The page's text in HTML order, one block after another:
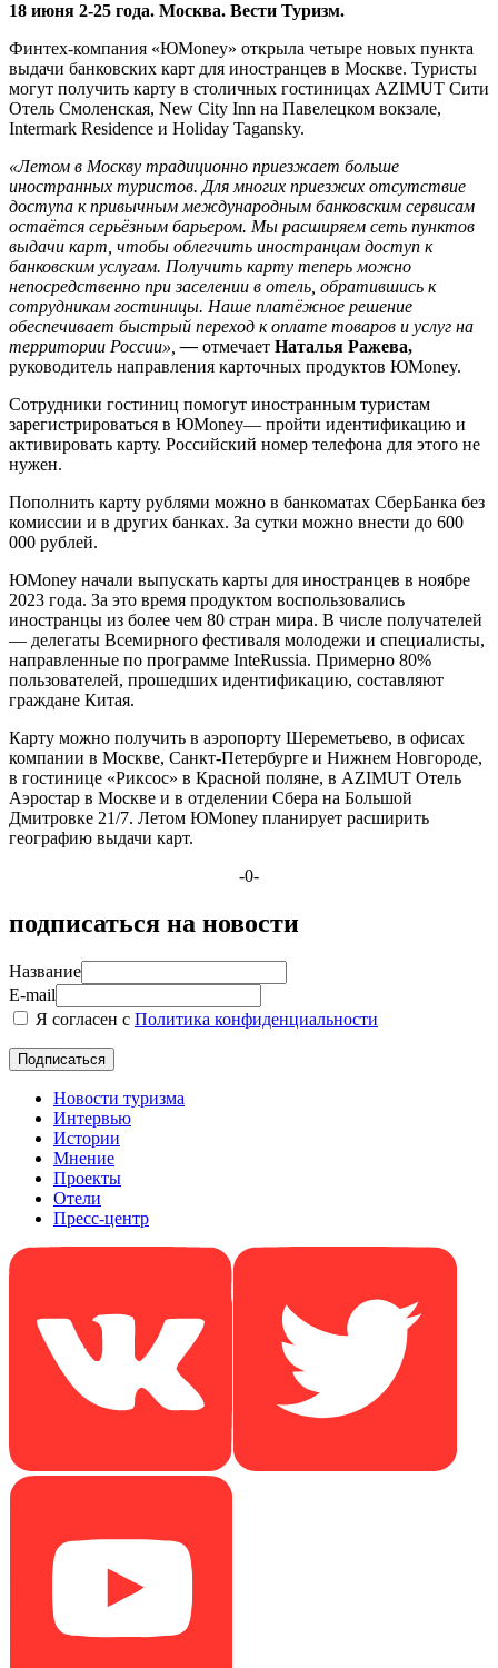
18 июня 2-25 года. Москва. Вести Туризм.
Финтех-компания «ЮMoney» открыла четыре новых пункта
выдачи банковских карт для иностранцев в Москве. Туристы
могут получить карту в столичных гостиницах AZIMUT Сити
Отель Смоленская, New City Inn на Павелецком вокзале,
Intermark Residence и Holiday Tagansky.
«Летом в Москву традиционно приезжает больше
иностранных туристов. Для многих приезжих отсутствие
доступа к привычным международным банковским сервисам
остаётся серьёзным барьером. Мы расширяем сеть пунктов
выдачи карт, чтобы облегчить иностранцам доступ к
банковским услугам. Получить карту теперь можно
непосредственно при заселении в отель, обратившись к
сотрудникам гостиницы. Наше платёжное решение
обеспечивает быстрый переход к оплате товаров и услуг на
территории России»,— отмечает Наталья Ражева,
руководитель направления карточных продуктов ЮMoney.
Сотрудники гостиниц помогут иностранным туристам
зарегистрироваться в ЮMoney— пройти идентификацию и
активировать карту. Российский номер телефона для этого не
нужен.
Пополнить карту рублями можно в банкоматах СберБанка без
комиссии и в других банках. За сутки можно внести до 600
000 рублей.
ЮMoney начали выпускать карты для иностранцев в ноябре
2023 года. За это время продуктом воспользовались
иностранцы из более чем 80 стран мира. В числе получателей
— делегаты Всемирного фестиваля молодежи и специалисты,
направленные по программе InteRussia. Примерно 80%
пользователей, прошедших идентификацию, составляют
граждане Китая.
Карту можно получить в аэропорту Шереметьево, в офисах
компании в Москве, Санкт-Петербурге и Нижнем Новгороде,
в гостинице «Риксос» в Красной поляне, в AZIMUT Отель
Аэростар в Москве и в отделении Сбера на Большой
Дмитровке 21/7. Летом ЮMoney планирует расширить
географию выдачи карт.
-0-
подписаться на новости
Название
E-mail
Я согласен с Политика конфиденциальности
Новости туризма
Интервью
Истории
Мнение
Проекты
Отели
Пресс-центр